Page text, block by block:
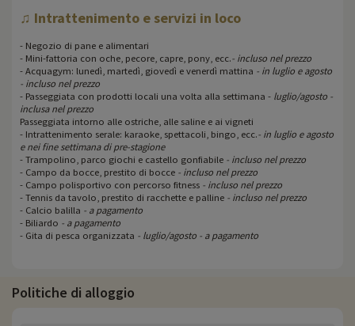
♫ Intrattenimento e servizi in loco
- Negozio di pane e alimentari
- Mini-fattoria con oche, pecore, capre, pony, ecc.- incluso nel prezzo
- Acquagym: lunedì, martedì, giovedì e venerdì mattina - in luglio e agosto
- incluso nel prezzo
- Passeggiata con prodotti locali una volta alla settimana - luglio/agosto -
inclusa nel prezzo
Passeggiata intorno alle ostriche, alle saline e ai vigneti
- Intrattenimento serale: karaoke, spettacoli, bingo, ecc.- in luglio e agosto
e nei fine settimana di pre-stagione
- Trampolino, parco giochi e castello gonfiabile - incluso nel prezzo
- Campo da bocce, prestito di bocce - incluso nel prezzo
- Campo polisportivo con percorso fitness - incluso nel prezzo
- Tennis da tavolo, prestito di racchette e palline - incluso nel prezzo
- Calcio balilla - a pagamento
- Biliardo - a pagamento
- Gita di pesca organizzata - luglio/agosto - a pagamento
Politiche di alloggio